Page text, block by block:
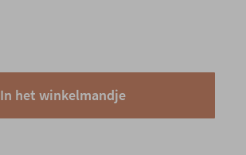
In het winkelmandje